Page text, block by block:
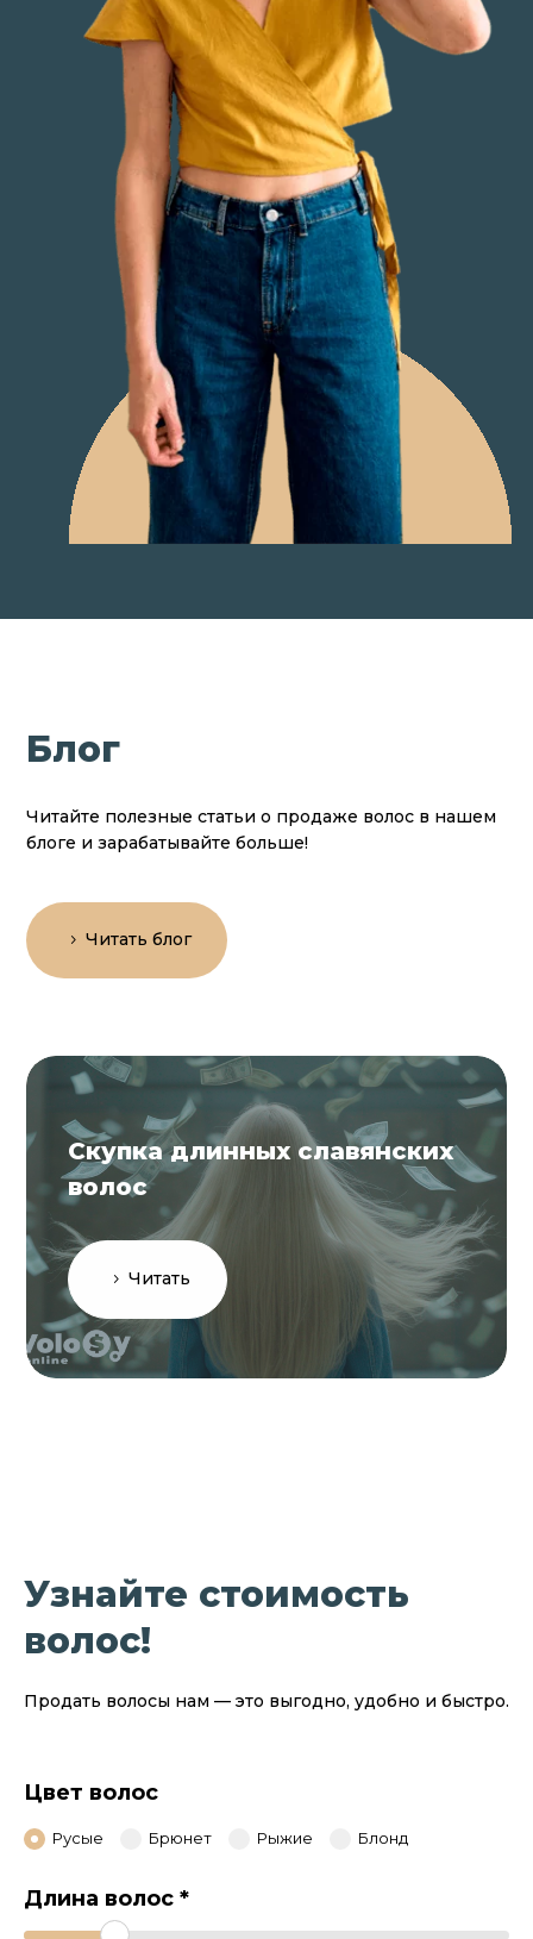
Блог
Читайте полезные статьи о продаже волос в нашем
блоге и зарабатывайте больше!
Читать блог
Скупка длинных славянских
волос
Читать
Узнайте стоимость
волос!
Продать волосы нам — это выгодно, удобно и быстро.
Цвет волос
Русые Брюнет Рыжие Блонд
Длина волос *